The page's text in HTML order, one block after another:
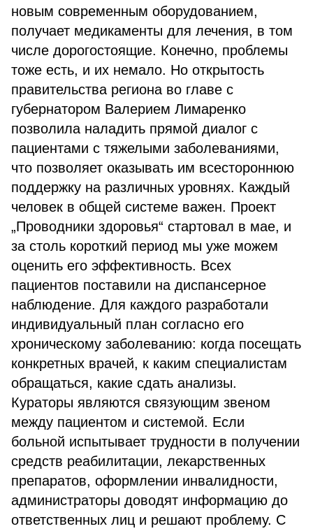
новым современным оборудованием,
получает медикаменты для лечения, в том
числе дорогостоящие. Конечно, проблемы
тоже есть, и их немало. Но открытость
правительства региона во главе с
губернатором Валерием Лимаренко
позволила наладить прямой диалог с
пациентами с тяжелыми заболеваниями,
что позволяет оказывать им всестороннюю
поддержку на различных уровнях. Каждый
человек в общей системе важен. Проект
„Проводники здоровья“ стартовал в мае, и
за столь короткий период мы уже можем
оценить его эффективность. Всех
пациентов поставили на диспансерное
наблюдение. Для каждого разработали
индивидуальный план согласно его
хроническому заболеванию: когда посещать
конкретных врачей, к каким специалистам
обращаться, какие сдать анализы.
Кураторы являются связующим звеном
между пациентом и системой. Если
больной испытывает трудности в получении
средств реабилитации, лекарственных
препаратов, оформлении инвалидности,
администраторы доводят информацию до
ответственных лиц и решают проблему. С